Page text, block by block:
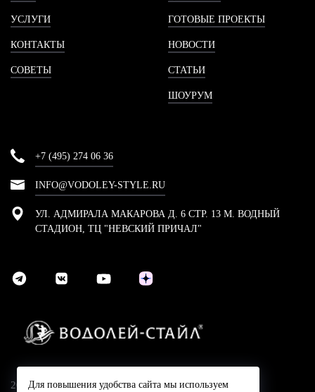
УСЛУГИ
КОНТАКТЫ
СОВЕТЫ
ГОТОВЫЕ ПРОЕКТЫ
НОВОСТИ
СТАТЬИ
ШОУРУМ
+7 (495) 274 06 36
INFO@VODOLEY-STYLE.RU
УЛ. АДМИРАЛА МАКАРОВА Д. 6 СТР. 13 М. ВОДНЫЙ
СТАДИОН, ТЦ "НЕВСКИЙ ПРИЧАЛ"
2024 © Компания Водолей-Cтайл
Для повышения удобства сайта мы используем